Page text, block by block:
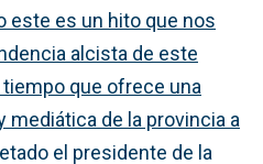
este es un hito que nos
alcista de este
tiempo que ofrece una
de la provincia a
el presidente de la